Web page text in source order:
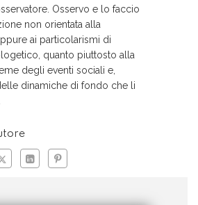
Osservo e lo faccio
non orientata alla
ai particolarismi di
quanto piuttosto alla
degli eventi sociali e,
dinamiche di fondo che li